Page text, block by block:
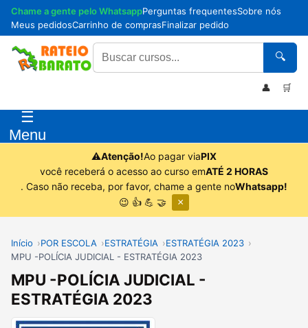
Chame a gente pelo WhatsappPerguntas frequentesSobre nós
Meus pedidosCarrinho de comprasFinalizar pedido
🔍
👤 🛒
☰
Menu
⚠Atenção!Ao pagar viaPIX
você receberá o acesso ao curso emATÉ 2 HORAS
. Caso não receba, por favor, chame a gente noWhatsapp!
😉 👍 💪 🤝
×
Início POR ESCOLA ESTRATÉGIA
ESTRATÉGIA 2023
MPU -POLÍCIA JUDICIAL - ESTRATÉGIA 2023
MPU -POLÍCIA JUDICIAL -
ESTRATÉGIA 2023